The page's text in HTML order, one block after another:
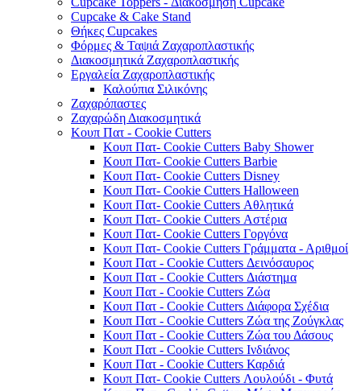
Cupcake & Cake Stand
Θήκες Cupcakes
Φόρμες & Ταψιά Ζαχαροπλαστικής
Διακοσμητικά Ζαχαροπλαστικής
Εργαλεία Ζαχαροπλαστικής
Καλούπια Σιλικόνης
Ζαχαρόπαστες
Ζαχαρώδη Διακοσμητικά
Κουπ Πατ - Cookie Cutters
Κουπ Πατ- Cookie Cutters Baby Shower
Κουπ Πατ- Cookie Cutters Barbie
Κουπ Πατ- Cookie Cutters Disney
Κουπ Πατ- Cookie Cutters Halloween
Κουπ Πατ- Cookie Cutters Αθλητικά
Κουπ Πατ- Cookie Cutters Αστέρια
Κουπ Πατ- Cookie Cutters Γοργόνα
Κουπ Πατ- Cookie Cutters Γράμματα - Αριθμοί
Κουπ Πατ - Cookie Cutters Δεινόσαυρος
Κουπ Πατ - Cookie Cutters Διάστημα
Κουπ Πατ - Cookie Cutters Ζώα
Κουπ Πατ - Cookie Cutters Διάφορα Σχέδια
Κουπ Πατ - Cookie Cutters Ζώα της Ζούγκλας
Κουπ Πατ - Cookie Cutters Ζώα του Δάσους
Κουπ Πατ - Cookie Cutters Ινδιάνος
Κουπ Πατ - Cookie Cutters Καρδιά
Κουπ Πατ- Cookie Cutters Λουλούδι - Φυτά